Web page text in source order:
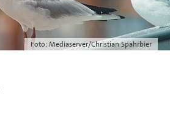
Foto: Mediaserver/Christian Spahrbier